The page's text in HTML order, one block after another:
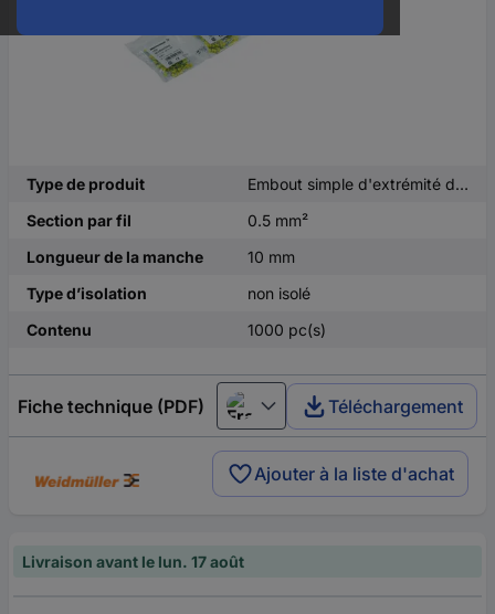
Type de produit
Embout simple d'extrémité de câble
Section par fil
0.5 mm²
Longueur de la manche
10 mm
Type d’isolation
non isolé
Contenu
1000 pc(s)
Fiche technique (PDF) Français Téléchargement
Ajouter à la liste d'achat
Livraison avant le lun. 17 août